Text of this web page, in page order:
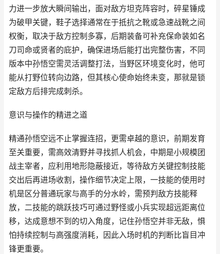
力进一步放大瞬间输出，面对敌方坦克阵容时，碎星锤成
为破甲关键，鞋子选择通常在于抵抗之靴或急速战靴之间
权衡，取决于敌方控制多寡，后期装备可补充保命装如名
刀司命或贤者的庇护，确保进场后能打出完整伤害，不同
版本中孙悟空需灵活调整打法，当野区环境变化时，他可
能从打野位转向边路，但其核心使命始终未变，那就是锁
定敌方后排完成刺杀。
意识与操作的精进之道
精通孙悟空远不止掌握连招，更需卓越的意识，前期发育
至关重要，需高效清野并寻找抓人机会，中期是小规模团
战主宰者，应利用地形隐蔽接近，等待敌方关键控制技能
交出后再进场收割，操作细节决定上限，一技能的使用时
机是区分普通玩家与高手的分水岭，需预判敌方技能释
放，二技能的跳跃技巧可通过野怪或小兵实现超远距离位
移，达成意想不到的切入角度，记住孙悟空并非无敌，惧
怕持续控制与高强度消耗，因此入场时机的判断比盲目冲
锋更重要。